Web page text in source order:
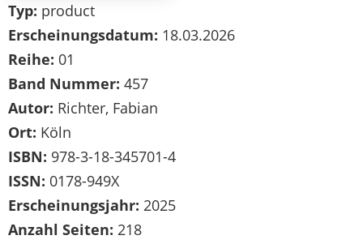
Typ: product
Erscheinungsdatum: 18.03.2026
Reihe: 01
Band Nummer: 457
Autor: Richter, Fabian
Ort: Köln
ISBN: 978-3-18-345701-4
ISSN: 0178-949X
Erscheinungsjahr: 2025
Anzahl Seiten: 218